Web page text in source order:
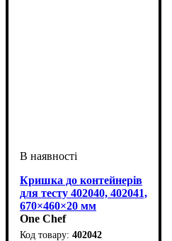
Кришка до контейнерів
для тесту 402040, 402041,
670×460×20 мм
One Chef
402042